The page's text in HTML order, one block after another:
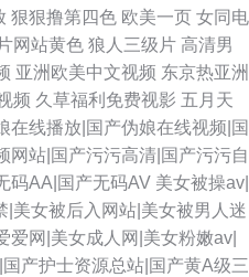
狠狠撸第四色 欧美一页 女同电
网站黄色 狼人三级片 高清男
亚洲欧美中文视频 东京热亚洲
频 久草福利免费视影 五月天
在线播放|国产伪娘在线视频|国
网站|国产污污高清|国产污污自
码AA|国产无码AV 美女被操av|
美女被后入网站|美女被男人迷
爱网|美女成人网|美女粉嫩av|
产护士资源总站|国产黄A级三